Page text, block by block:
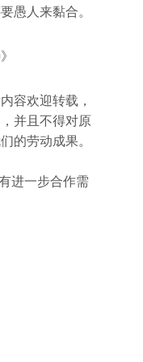
愚人来黏合。
容欢迎转载，
并且不得对原
的劳动成果。
进一步合作需